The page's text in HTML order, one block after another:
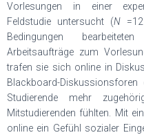
Vorlesungen in einer
Feldstudie untersucht (N
Bedingungen
Arbeitsaufträge zum
trafen sie sich online in
Blackboard-
Studierende mehr
Mitstudierenden fühlten. Mit
online ein Gefühl sozialer